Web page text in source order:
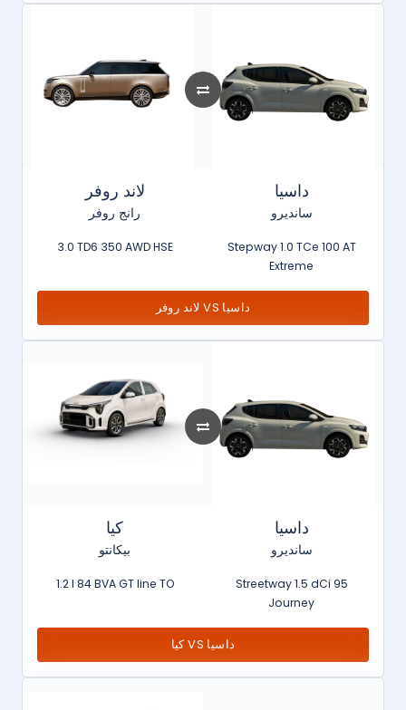
لاند روفر
رانج روفر
3.0 TD6 350 AWD HSE
داسيا
سانديرو
Stepway 1.0 TCe 100 AT
Extreme
لاند روفر VS داسيا
كيا
بيكانتو
1.2 l 84 BVA GT line TO
داسيا
سانديرو
Streetway 1.5 dCi 95
Journey
كيا VS داسيا